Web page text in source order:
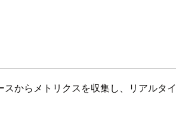
からメトリクスを収集し、リアルタ